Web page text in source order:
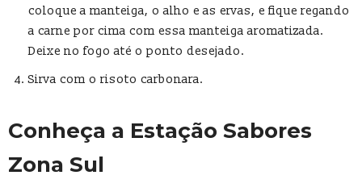
coloque a manteiga, o alho e as ervas, e fique regando
a carne por cima com essa manteiga aromatizada.
Deixe no fogo até o ponto desejado.
Sirva com o risoto carbonara.
Conheça a Estação Sabores
Zona Sul